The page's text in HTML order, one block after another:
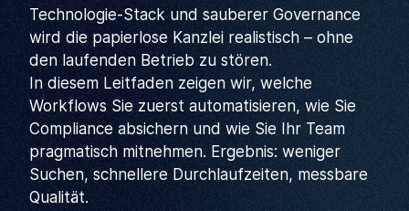
Technologie-Stack und sauberer Governance
wird die papierlose Kanzlei realistisch – ohne
den laufenden Betrieb zu stören.
In diesem Leitfaden zeigen wir, welche
Workflows Sie zuerst automatisieren, wie Sie
Compliance absichern und wie Sie Ihr Team
pragmatisch mitnehmen. Ergebnis: weniger
Suchen, schnellere Durchlaufzeiten, messbare
Qualität.